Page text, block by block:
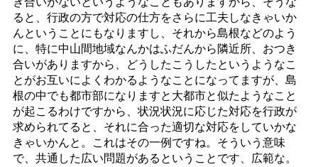
ると、行政の方で対応の仕方をさらに工夫しなきゃいか
んということにもなりますし、それから島根などのよう
に、特に中山間地域なんかはふだんから隣近所、おつき
合いがありますから、どうしたこうしたというようなこ
とがお互いによくわかるようなことになってますが、島
根の中でも都市部になりますと大都市と似たようなこと
が起こるわけですから、状況状況に応じた対応を行政が
求められてると、それに合った適切な対応をしていかな
きゃいかんと。これはその一例ですね。そういう意味
で、共通した広い問題があるということです、広範な。